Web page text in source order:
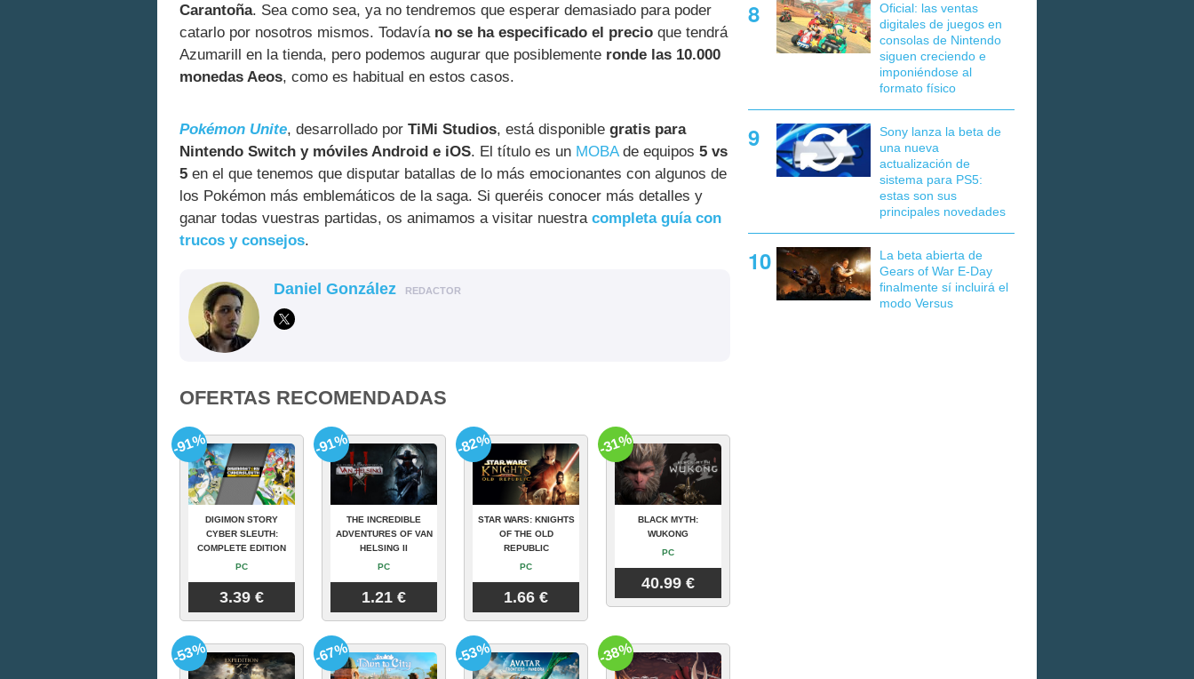
Carantoña. Sea como sea, ya no tendremos que esperar demasiado para poder
catarlo por nosotros mismos. Todavía no se ha especificado el precio que tendrá
Azumarill en la tienda, pero podemos augurar que posiblemente ronde las 10.000
monedas Aeos, como es habitual en estos casos.
Pokémon Unite, desarrollado por TiMi Studios, está disponible gratis para
Nintendo Switch y móviles Android e iOS. El título es un MOBAde equipos 5 vs
5 en el que tenemos que disputar batallas de lo más emocionantes con algunos de
los Pokémon más emblemáticos de la saga. Si queréis conocer más detalles y
ganar todas vuestras partidas, os animamos a visitar nuestra completa guía con
trucos y consejos.
Daniel González REDACTOR
OFERTAS RECOMENDADAS
DIGIMON STORY
CYBER SLEUTH:
COMPLETE EDITION
PC
3.39 €
-91%
THE INCREDIBLE
ADVENTURES OF VAN
HELSING II
PC
1.21 €
-91%
STAR WARS: KNIGHTS
OF THE OLD
REPUBLIC
PC
1.66 €
-82%
BLACK MYTH:
WUKONG
PC
40.99 €
-31%
-53% -67% -53% -38%
Oficial: las ventas
digitales de juegos en
consolas de Nintendo
siguen creciendo e
imponiéndose al
formato físico
Sony lanza la beta de
una nueva
actualización de
sistema para PS5:
estas son sus
principales novedades
La beta abierta de
Gears of War E-Day
finalmente sí incluirá el
modo Versus